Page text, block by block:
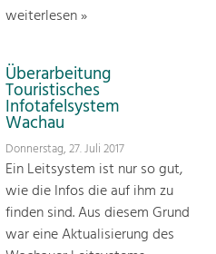
weiterlesen »
Überarbeitung
Touristisches
Infotafelsystem
Wachau
Donnerstag, 27. Juli 2017
Ein Leitsystem ist nur so gut,
wie die Infos die auf ihm zu
finden sind. Aus diesem Grund
war eine Aktualisierung des